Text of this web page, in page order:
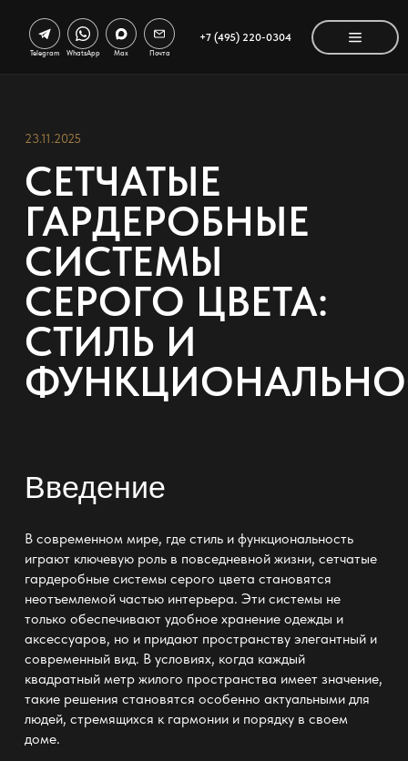
+7 (495) 220-0304
Telegram WhatsApp Max Почта
23.11.2025
СЕТЧАТЫЕ
ГАРДЕРОБНЫЕ
СИСТЕМЫ
СЕРОГО ЦВЕТА:
СТИЛЬ И
Введение
В современном мире, где стиль и функциональность
играют ключевую роль в повседневной жизни, сетчатые
гардеробные системы серого цвета становятся
неотъемлемой частью интерьера. Эти системы не
только обеспечивают удобное хранение одежды и
аксессуаров, но и придают пространству элегантный и
современный вид. В условиях, когда каждый
квадратный метр жилого пространства имеет значение,
такие решения становятся особенно актуальными для
людей, стремящихся к гармонии и порядку в своем
доме.